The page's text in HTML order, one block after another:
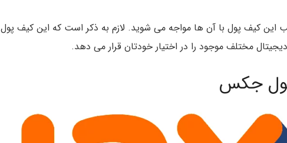
این کیف پول با آن ها مواجه می شوید. لازم به ذکر است که این کیف پول
جکس